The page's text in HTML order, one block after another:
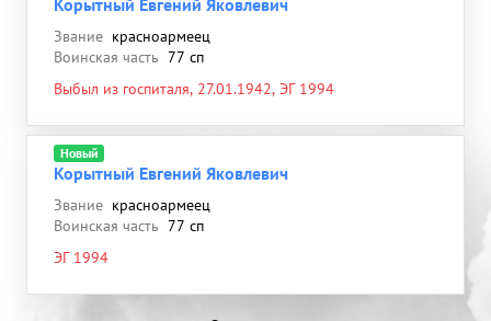
Корытный Евгений Яковлевич
Звание красноармеец
Воинская часть 77 сп
Выбыл из госпиталя, 27.01.1942, ЭГ 1994
Новый
Корытный Евгений Яковлевич
Звание красноармеец
Воинская часть 77 сп
ЭГ 1994